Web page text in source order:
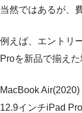
当然ではあるが、
例えば、エントリ
Proを新品で揃え
MacBook Air(2020)
12.9インチiPad